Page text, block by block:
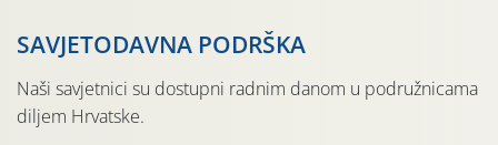
SAVJETODAVNA PODRŠKA
Naši savjetnici su dostupni radnim danom u podružnicama
diljem Hrvatske.